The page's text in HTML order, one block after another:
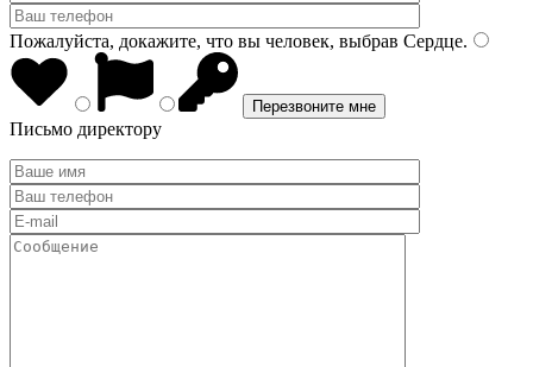
Пожалуйста, докажите, что вы человек, выбрав Сердце.
Письмо директору